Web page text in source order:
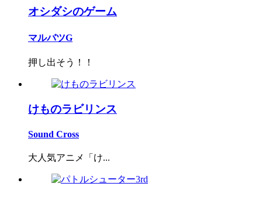
オシダシのゲーム
マルバツG
押し出そう！！
けものラビリンス
Sound Cross
大人気アニメ「け...